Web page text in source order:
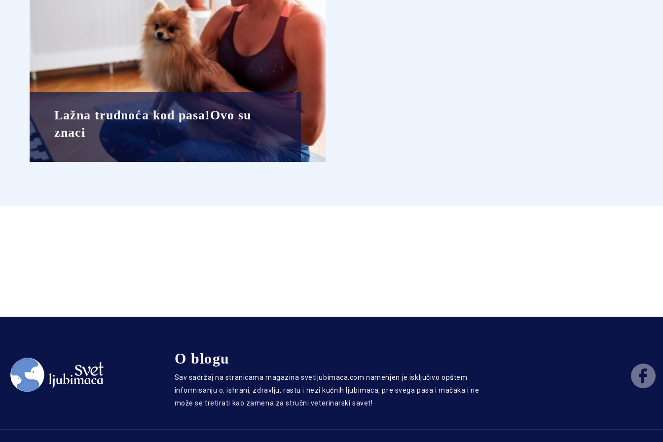
Lažna trudnoća kod pasa!Ovo su
znaci
O blogu
Sav sadržaj na stranicama magazina svetljubimaca.com namenjen je isključivo opštem
informisanju o: ishrani, zdravlju, rastu i nezi kućnih ljubimaca, pre svega pasa i mačaka i ne
može se tretirati kao zamena za stručni veterinarski savet!